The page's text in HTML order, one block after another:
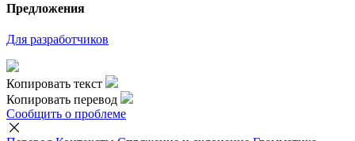
Предложения
Для разработчиков
Копировать текст
Копировать перевод
Сообщить о проблеме